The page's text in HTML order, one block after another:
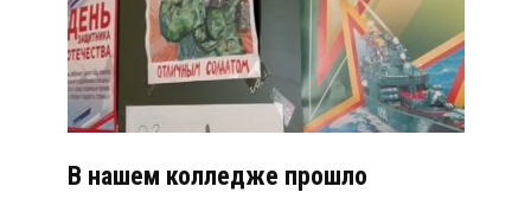
В нашем колледже прошло